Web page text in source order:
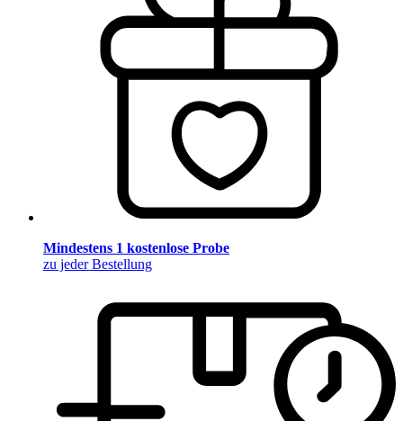
Mindestens 1 kostenlose Probe
zu jeder Bestellung